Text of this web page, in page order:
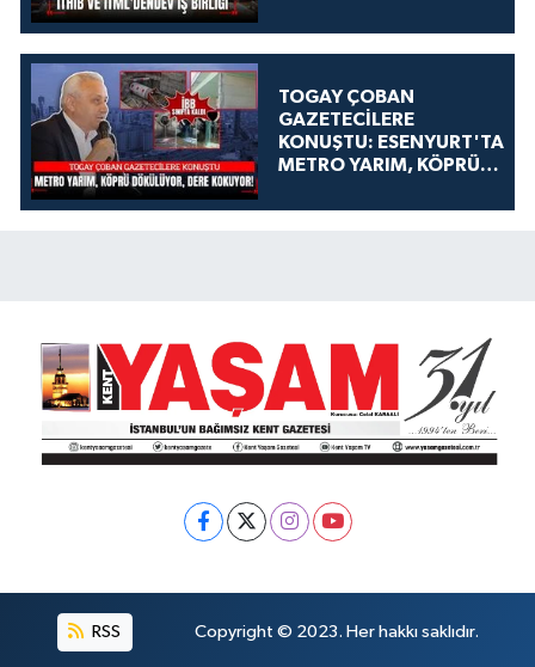
TOGAY ÇOBAN
GAZETECİLERE
KONUŞTU: ESENYURT'TA
METRO YARIM, KÖPRÜ
KOKUYOR!
RSS Copyright © 2023. Her hakkı saklıdır.